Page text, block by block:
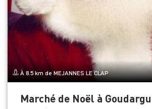
À 8.5 km de MEJANNES LE CLAP
Marché de Noël à